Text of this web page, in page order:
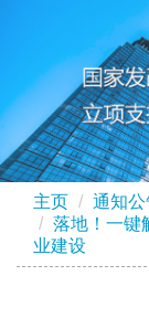
主页
通知公
落地！一键
业建设